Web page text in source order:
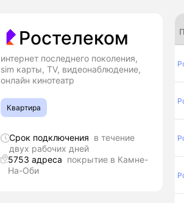
Ростелеком
интернет последнего поколения,
sim карты, TV, видеонаблюдение,
онлайн кинотеатр
Квартира
Срок подключения в течение
двух рабочих дней
5753 адреса покрытие в Камне-
На-Оби